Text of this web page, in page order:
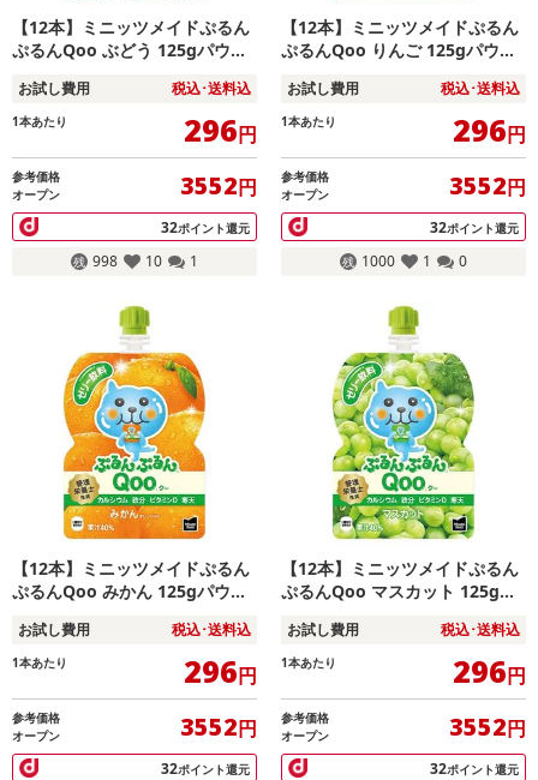
【12本】ミニッツメイドぷるん
ぷるんQoo ぶどう 125gパウチ
お試し費用 税込･送料込
1本あたり 296円
参考価格
オープン
3552円
32ポイント還元
998 10 1
【12本】ミニッツメイドぷるん
ぷるんQoo りんご 125gパウチ
お試し費用 税込･送料込
1本あたり 296円
参考価格
オープン
3552円
32ポイント還元
1000 1 0
【12本】ミニッツメイドぷるん
ぷるんQoo みかん 125gパウチ
お試し費用 税込･送料込
1本あたり 296円
参考価格
オープン
3552円
32ポイント還元
【12本】ミニッツメイドぷるん
ぷるんQoo マスカット 125gパ
お試し費用 税込･送料込
1本あたり 296円
参考価格
オープン
3552円
32ポイント還元